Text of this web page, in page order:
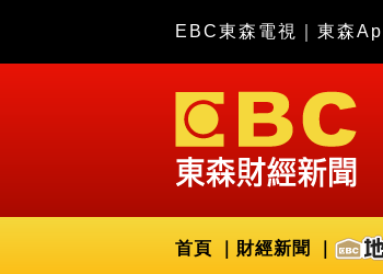
EBC東森電視 東森
首頁 財經新聞